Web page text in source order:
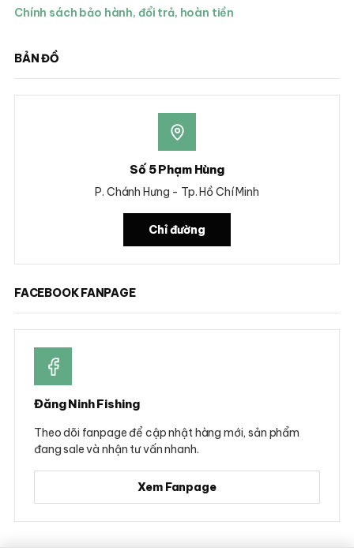
Chính sách bảo hành, đổi trả, hoàn tiền
BẢN ĐỒ
Số 5 Phạm Hùng
P. Chánh Hưng - Tp. Hồ Chí Minh
Chỉ đường
FACEBOOK FANPAGE
Đăng Ninh Fishing
Theo dõi fanpage để cập nhật hàng mới, sản phẩm
đang sale và nhận tư vấn nhanh.
Xem Fanpage